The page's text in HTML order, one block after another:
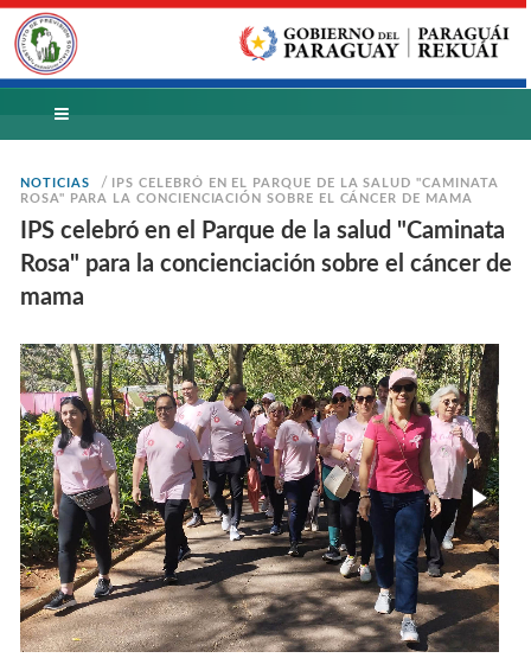
NOTICIAS /
IPS CELEBRÓ EN EL PARQUE DE LA SALUD "CAMINATA
ROSA" PARA LA CONCIENCIACIÓN SOBRE EL CÁNCER DE MAMA
IPS celebró en el Parque de la salud "Caminata
Rosa" para la concienciación sobre el cáncer de
mama